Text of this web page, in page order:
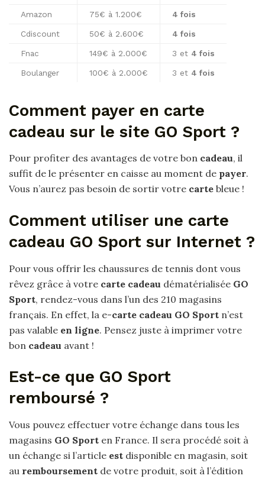
Amazon 75€ à 1.200€ 4 fois
Cdiscount 50€ à 2.600€ 4 fois
Fnac 149€ à 2.000€ 3 et 4 fois
Boulanger 100€ à 2.000€ 3 et 4 fois
Comment payer en carte
cadeau sur le site GO Sport ?
Pour profiter des avantages de votre bon cadeau, il
suffit de le présenter en caisse au moment de payer.
Vous n’aurez pas besoin de sortir votre carte bleue !
Comment utiliser une carte
cadeau GO Sport sur Internet ?
Pour vous offrir les chaussures de tennis dont vous
rêvez grâce à votre carte cadeau dématérialisée GO
Sport, rendez-vous dans l’un des 210 magasins
français. En effet, la e-carte cadeau GO Sport n’est
pas valable en ligne. Pensez juste à imprimer votre
bon cadeau avant !
Est-ce que GO Sport
remboursé ?
Vous pouvez effectuer votre échange dans tous les
magasins GO Sport en France. Il sera procédé soit à
un échange si l’article est disponible en magasin, soit
au remboursement de votre produit, soit à l’édition